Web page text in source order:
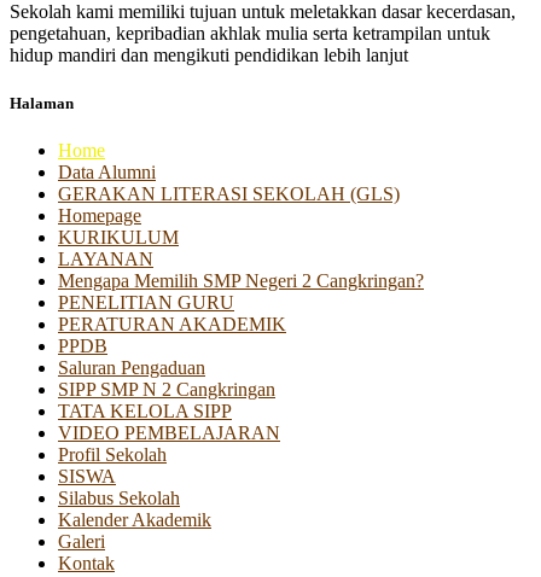
Sekolah kami memiliki tujuan untuk meletakkan dasar kecerdasan,
pengetahuan, kepribadian akhlak mulia serta ketrampilan untuk
hidup mandiri dan mengikuti pendidikan lebih lanjut
Halaman
Home
Data Alumni
GERAKAN LITERASI SEKOLAH (GLS)
Homepage
KURIKULUM
LAYANAN
Mengapa Memilih SMP Negeri 2 Cangkringan?
PENELITIAN GURU
PERATURAN AKADEMIK
PPDB
Saluran Pengaduan
SIPP SMP N 2 Cangkringan
TATA KELOLA SIPP
VIDEO PEMBELAJARAN
Profil Sekolah
SISWA
Silabus Sekolah
Kalender Akademik
Galeri
Kontak